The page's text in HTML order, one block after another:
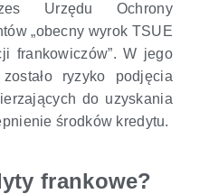
Urzędu Ochrony
„obecny wyrok TSUE
frankowiczów”. W jego
ryzyko podjęcia
do uzyskania
środków kredytu.
frankowe?